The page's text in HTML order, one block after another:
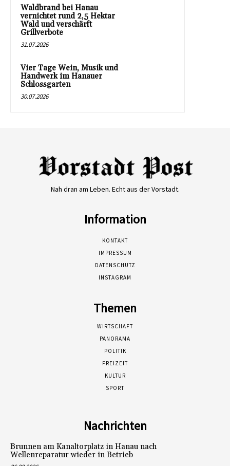
Waldbrand bei Hanau
vernichtet rund 2,5 Hektar
Wald und verschärft
Grillverbote
31.07.2026
Vier Tage Wein, Musik und
Handwerk im Hanauer
Schlossgarten
30.07.2026
Nah dran am Leben. Echt aus der Vorstadt.
Information
KONTAKT
IMPRESSUM
DATENSCHUTZ
INSTAGRAM
Themen
WIRTSCHAFT
PANORAMA
POLITIK
FREIZEIT
KULTUR
SPORT
Nachrichten
Brunnen am Kanaltorplatz in Hanau nach
Wellenreparatur wieder in Betrieb